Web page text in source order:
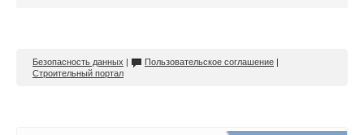
Безопасность данных | Пользовательское соглашение |
Строительный портал